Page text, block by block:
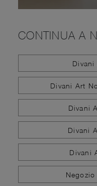
CONTINUA A
Divani
Divani Art
Divani
Divani
Divani